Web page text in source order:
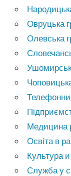
Овруцька
Олевська
Медицина
Освіта в
Культура
Служба у